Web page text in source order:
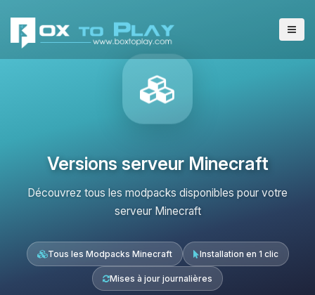
Versions serveur Minecraft
Découvrez tous les modpacks disponibles pour votre
serveur Minecraft
Tous les Modpacks Minecraft Installation en 1 clic
Mises à jour journalières